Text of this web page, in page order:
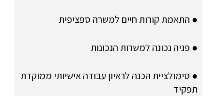
● התאמת קורות חיים למשרה ספציפית
● פניה נכונה למשרות הנכונות
● סימולציית הכנה לראיון עבודה אישיותי ממוקדת
תפקיד